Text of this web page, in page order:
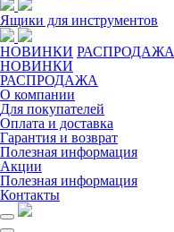
Ящики для инструментов
НОВИНКИ РАСПРОДАЖА
НОВИНКИ
РАСПРОДАЖА
О компании
Для покупателей
Оплата и доставка
Гарантия и возврат
Полезная информация
Акции
Полезная информация
Контакты